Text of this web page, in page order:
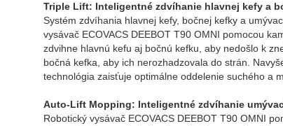
Triple Lift: Inteligentné zdvíhanie hlavnej kefy a
Systém zdvíhania hlavnej kefy, bočnej kefky a
vysávač ECOVACS DEEBOT T90 OMNI pomocou
zdvihne hlavnú kefu aj bočnú kefku, aby nedošlo k
bočná kefka, aby ich nerozhadzovala do strán.
technológia zaisťuje optimálne oddelenie suchého a
Auto-Lift Mopping: Inteligentné zdvíhanie
Robotický vysávač ECOVACS DEEBOT T90 OMNI